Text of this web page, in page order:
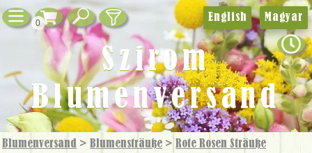
0
Blumenversand > Blumensträuße > Rote Rosen Sträuße
English Magyar
Szirom
Blumenversand